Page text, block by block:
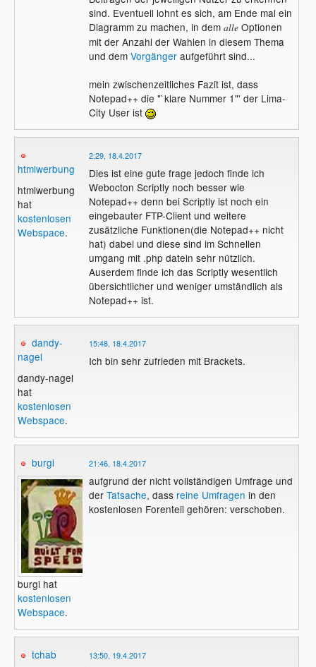
sind. Eventuell lohnt es sich, am Ende mal ein
Diagramm zu machen, in dem alleOptionen
mit der Anzahl der Wahlen in diesem Thema
und dem Vorgängeraufgeführt sind...
mein zwischenzeitliches Fazit ist, dass
Notepad++ die "`klare Nummer 1"' der Lima-
City User ist
htmlwerbung
htmlwerbung
hat
kostenlosen
Webspace.
2:29, 18.4.2017
Dies ist eine gute frage jedoch finde ich
Webocton Scriptly noch besser wie
Notepad++ denn bei Scriptly ist noch ein
eingebauter FTP-Client und weitere
zusätzliche Funktionen(die Notepad++ nicht
hat) dabei und diese sind im Schnellen
umgang mit .php datein sehr nützlich.
Auserdem finde ich das Scriptly wesentlich
übersichtlicher und weniger umständlich als
Notepad++ ist.
dandy-
nagel
dandy-nagel
hat
kostenlosen
Webspace.
15:48, 18.4.2017
Ich bin sehr zufrieden mit Brackets.
burgi
burgi hat
kostenlosen
Webspace.
21:46, 18.4.2017
aufgrund der nicht vollständigen Umfrage und
der Tatsache, dass reine Umfragen in den
kostenlosen Forenteil gehören: verschoben.
tchab
13:50, 19.4.2017